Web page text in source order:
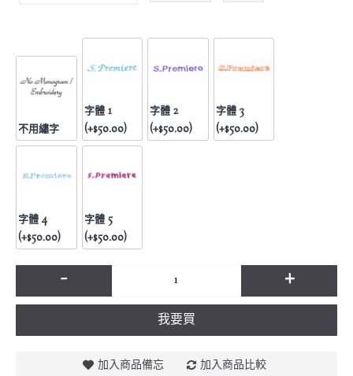
不用繡字
字體 1
(+$50.00)
字體 2
(+$50.00)
字體 3
(+$50.00)
字體 4
(+$50.00)
字體 5
(+$50.00)
- +
我要買
加入商品備忘 加入商品比較